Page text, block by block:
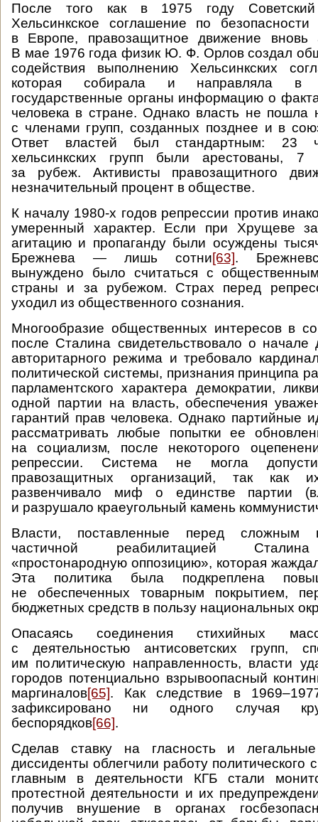
После того как в 1975 году
Хельсинкское соглашение по безопасности
в Европе, правозащитное движение вновь
В мае 1976 года физик Ю. Ф. Орлов создал
содействия выполнению Хельсинкских
которая собирала и направляла в
государственные органы информацию о
человека в стране. Однако власть не пошла
с членами групп, созданных позднее и в
Ответ властей был стандартным: 23
хельсинкских групп были арестованы, 7
за рубеж. Активисты правозащитного
незначительный процент в обществе.
К началу 1980-х годов репрессии против
умеренный характер. Если при Хрущеве за
агитацию и пропаганду были осуждены
Брежнева — лишь сотни[63].
вынуждено было считаться с
страны и за рубежом. Страх перед
уходил из общественного сознания.
Многообразие общественных интересов в
после Сталина свидетельствовало о
авторитарного режима и требовало
политической системы, признания принципа
парламентского характера демократии,
одной партии на власть, обеспечения
гарантий прав человека. Однако партийные
рассматривать любые попытки ее
на социализм, после некоторого
репрессии. Система не могла
правозащитных организаций, так как
развенчивало миф о единстве партии
и разрушало краеугольный камень
Власти, поставленные перед сложным
частичной реабилитацией
«простонародную оппозицию», которая
Эта политика была подкреплена
не обеспеченных товарным покрытием,
бюджетных средств в пользу национальных
Опасаясь соединения стихийных
с деятельностью антисоветских групп,
им политическую направленность, власти
городов потенциально взрывоопасный
маргиналов[65]. Как следствие в
зафиксировано ни одного случая
беспорядков[66].
Сделав ставку на гласность и
диссиденты облегчили работу политического
главным в деятельности КГБ стали
протестной деятельности и их
получив внушение в органах